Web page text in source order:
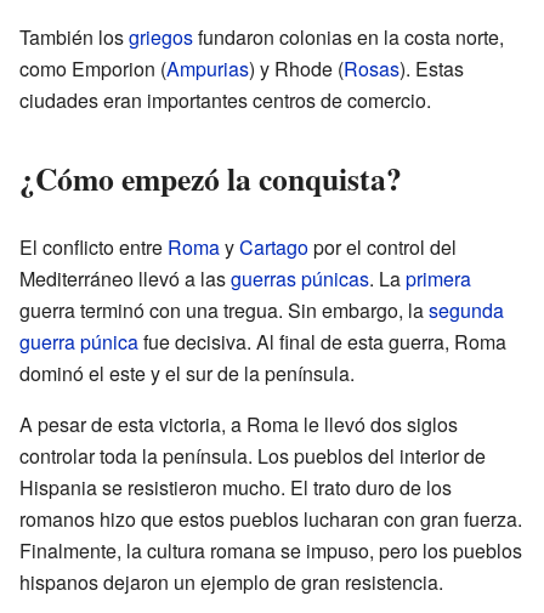
También losgriegosfundaron colonias en la costa norte,
como Emporion (Ampurias) y Rhode (Rosas). Estas
ciudades eran importantes centros de comercio.
¿Cómo empezó la conquista?
El conflicto entre RomayCartagopor el control del
Mediterráneo llevó a lasguerras púnicas. Laprimera
guerra terminó con una tregua. Sin embargo, lasegunda
guerra púnicafue decisiva. Al final de esta guerra, Roma
dominó el este y el sur de la península.
A pesar de esta victoria, a Roma le llevó dos siglos
controlar toda la península. Los pueblos del interior de
Hispania se resistieron mucho. El trato duro de los
romanos hizo que estos pueblos lucharan con gran fuerza.
Finalmente, la cultura romana se impuso, pero los pueblos
hispanos dejaron un ejemplo de gran resistencia.